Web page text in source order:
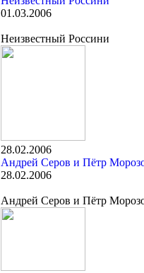
01.03.2006
Неизвестный Россини
28.02.2006
Андрей Серов и Пётр
28.02.2006
Андрей Серов и Пётр